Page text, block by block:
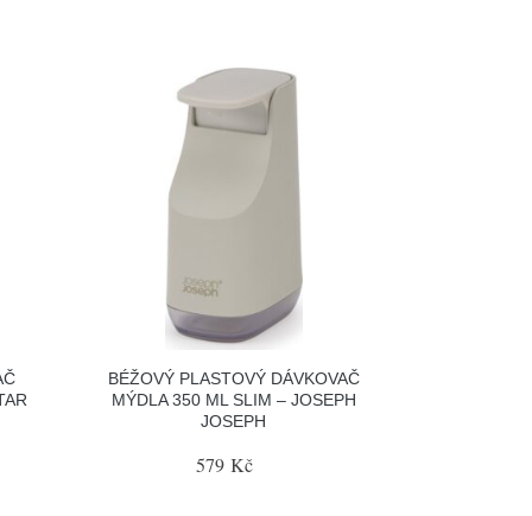
BÉŽOVÝ PLASTOVÝ DÁVKOVAČ
MÝDLA 350 ML SLIM – JOSEPH
JOSEPH
579 Kč